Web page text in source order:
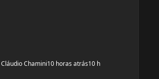
Cláudio Chamini10 horas atrás10 h